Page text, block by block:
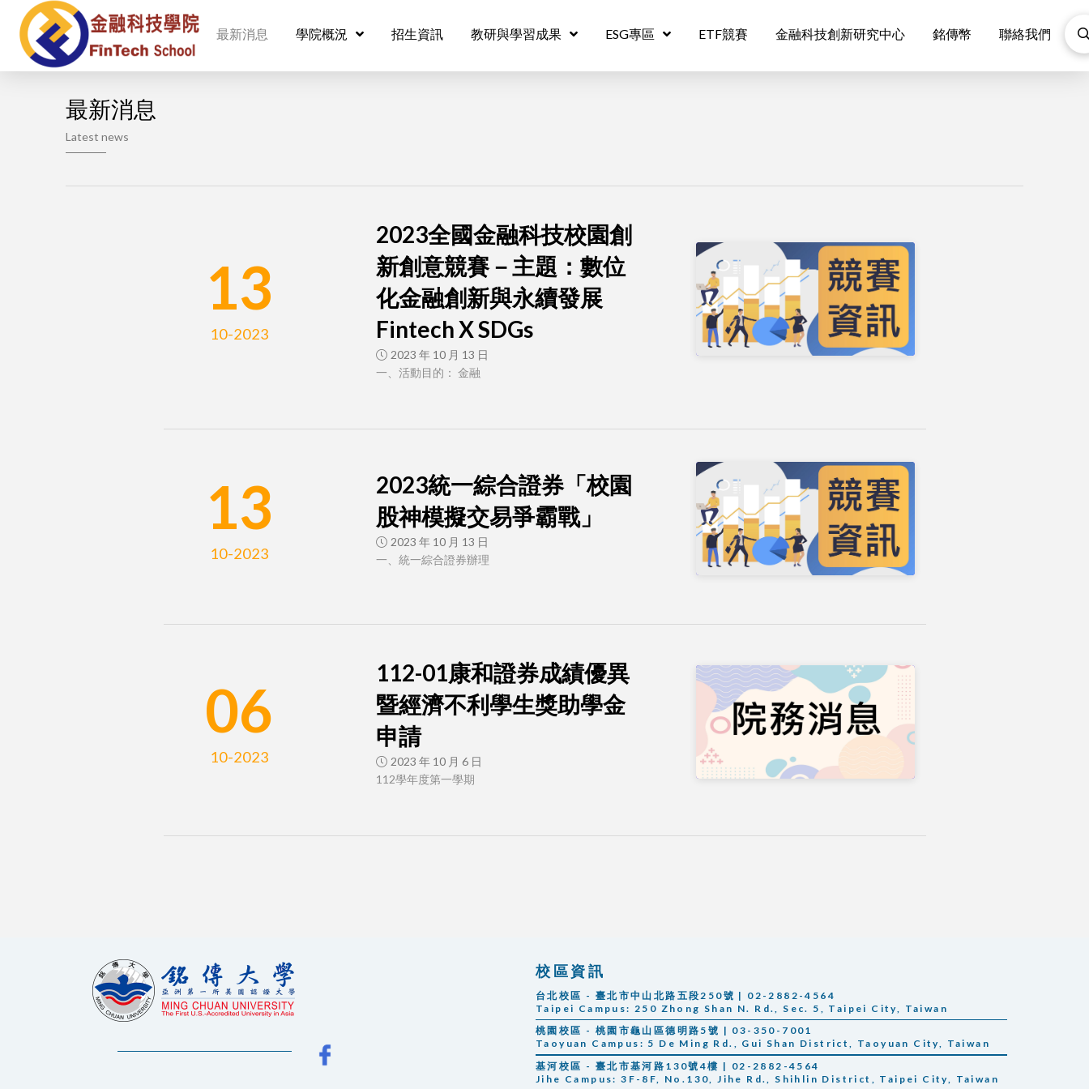
最新消息 學院概況 招生資訊 教研與學習成果 ESG專區 ETF競賽 金融科技創新研究中心 銘傳幣 聯絡我們
最新消息
Latest news
13
10-2023
2023全國金融科技校園創
新創意競賽－主題：數位
化金融創新與永續發展
Fintech X SDGs
2023 年 10 月 13 日
一、活動目的： 金融
13
10-2023
2023統一綜合證券「校園
股神模擬交易爭霸戰」
2023 年 10 月 13 日
一、統一綜合證券辦理
06
10-2023
112-01康和證券成績優異
暨經濟不利學生獎助學金
申請
2023 年 10 月 6 日
112學年度第一學期
校區資訊
台北校區 - 臺北市中山北路五段250號 | 02-2882-4564
Taipei Campus: 250 Zhong Shan N. Rd., Sec. 5, Taipei City, Taiwan
桃園校區 - 桃園市龜山區德明路5號 | 03-350-7001
Taoyuan Campus: 5 De Ming Rd., Gui Shan District, Taoyuan City, Taiwan
基河校區 - 臺北市基河路130號4樓 | 02-2882-4564
Jihe Campus: 3F-8F, No.130, Jihe Rd., Shihlin District, Taipei City, Taiwan